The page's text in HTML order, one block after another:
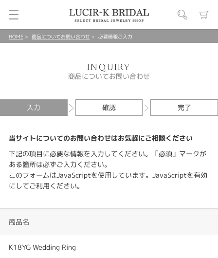
HOME 商品についてお問い合わせ 必要情報ご入力
INQUIRY
商品についてお問い合わせ
入力 確認 完了
当サイトについてのお問い合わせはお気軽にご相談ください
下記の項目に必要な情報を入力してください。「必須」マークが
ある箇所は必ずご入力ください。
このフォームはJavaScriptを使用しています。JavaScriptを有効
にしてご利用ください。
商品名
K18YG Wedding Ring